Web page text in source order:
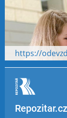
https://
Repozitar.cz